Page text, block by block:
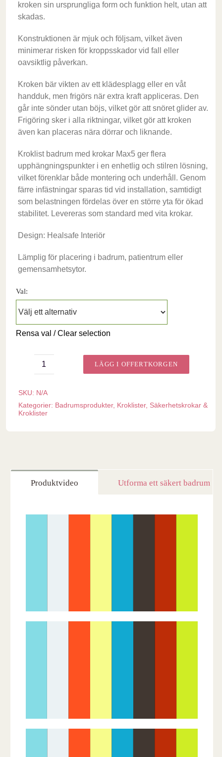
kroken sin ursprungliga form och funktion helt, utan att
skadas.
Konstruktionen är mjuk och följsam, vilket även
minimerar risken för kroppsskador vid fall eller
oavsiktlig påverkan.
Kroken bär vikten av ett klädesplagg eller en våt
handduk, men frigörs när extra kraft appliceras. Den
går inte sönder utan böjs, vilket gör att snöret glider av.
Frigöring sker i alla riktningar, vilket gör att kroken
även kan placeras nära dörrar och liknande.
Kroklist badrum med krokar Max5 ger flera
upphängningspunkter i en enhetlig och stilren lösning,
vilket förenklar både montering och underhåll. Genom
färre infästningar sparas tid vid installation, samtidigt
som belastningen fördelas över en större yta för ökad
stabilitet. Levereras som standard med vita krokar.
Design: Healsafe Interiör
Lämplig för placering i badrum, patientrum eller
gemensamhetsytor.
Val:
Rensa val / Clear selection
Kroklist
m
krok
Max5
LÄGG I OFFERTKORGEN
SKU: N/A
Kategorier: Badrumsprodukter, Kroklister, Säkerhetskrokar &
Kroklister
Produktvideo Utforma ett säkert badrum